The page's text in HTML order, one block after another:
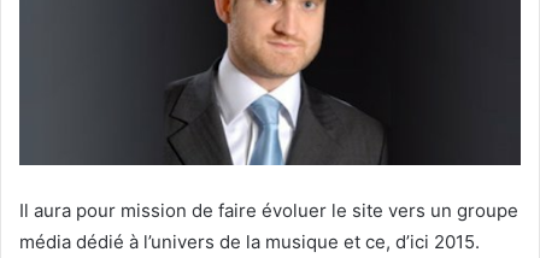
Il aura pour mission de faire évoluer le site vers un groupe
média dédié à l’univers de la musique et ce, d’ici 2015.